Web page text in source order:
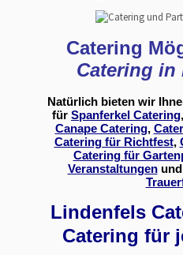
Catering
Catering
Natürlich bieten wir
für Spanferkel Catering,
Canape Catering,
Catering für Richtfest,
Catering für
Veranstaltungenund
Lindenfels
Catering für